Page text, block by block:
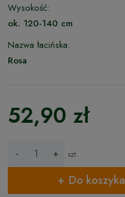
Wysokość:
ok. 120-140 cm
Nazwa łacińska:
Rosa
52,90 zł
- + szt.
Do koszyka